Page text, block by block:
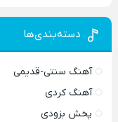
دسته‌بندی‌ها
آهنگ سنتی-قدیمی
آهنگ کردی
پخش بزودی